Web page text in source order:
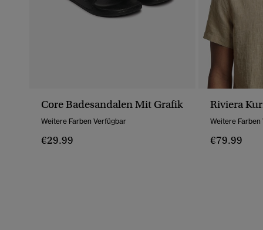
Core Badesandalen Mit Grafik
Weitere Farben Verfügbar
€29.99
Riviera
Weitere Farben
€79.99